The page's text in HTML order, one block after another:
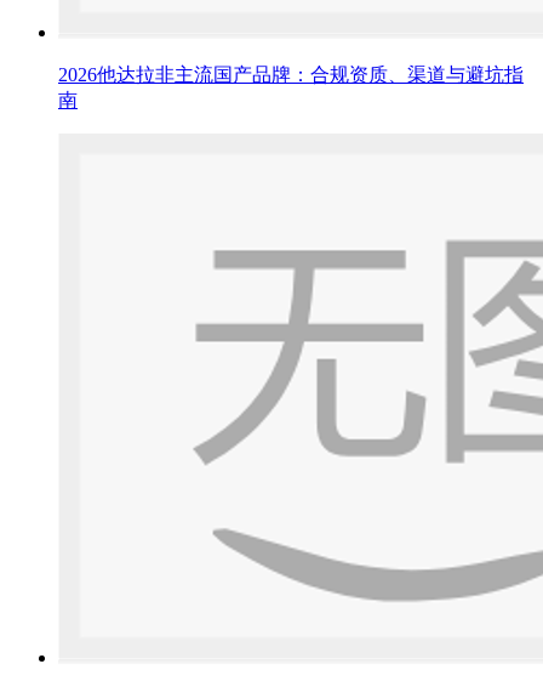
2026他达拉非主流国产品牌：合规资质、渠道与避坑指
南